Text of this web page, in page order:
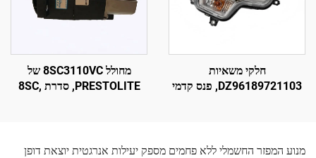
חלקי משאיות
DZ96189721103, פנס קדמי
מחולל 8SC3110VC של
PRESTOLITE, סדרת 8SC,
מנוע המפזר החשמלי ללא פחמים מספק יעילות אנרגטית יוצאת דופן